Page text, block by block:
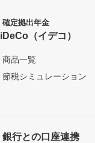
確定拠出年金
iDeCo（イデコ）
商品一覧
節税シミュレーション
銀行との口座連携